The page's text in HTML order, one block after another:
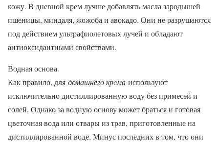
кожу. В дневной крем лучше добавлять масла зародышей
пшеницы, миндаля, жожоба и авокадо. Они не разрушаются
под действием ультрафиолетовых лучей и обладают
антиоксидантными свойствами.
Водная основа.
Как правило, для домашнего крема используют
исключительно дистиллированную воду без примесей и
солей. Однако за водную основу может браться и готовая
цветочная вода или отвары из трав, приготовленные на
дистиллированной воде. Минус последних в том, что они